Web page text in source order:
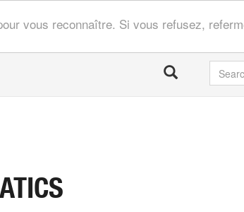
vous reconnaître. Si vous refusez,